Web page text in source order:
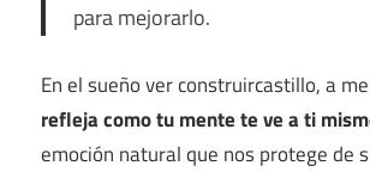
para mejorarlo.
En el sueño ver construircastillo, a
refleja como tu mente te ve a ti
emoción natural que nos protege de